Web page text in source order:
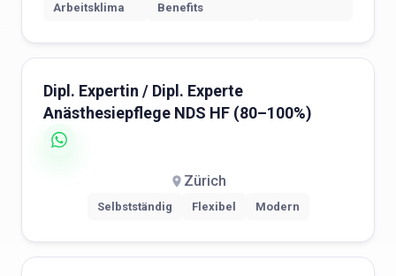
Arbeitsklima
Benefits
Dipl. Expertin / Dipl. Experte
Anästhesiepflege NDS HF (80–100%)
Zürich
Selbstständig Flexibel Modern